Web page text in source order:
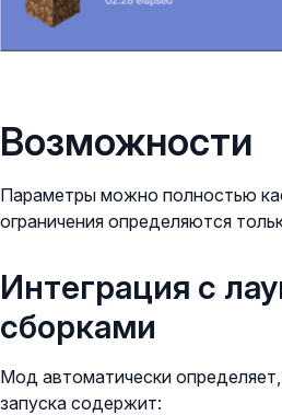
Возможности
Параметры можно полностью
ограничения определяются
Интеграция с
сборками
Мод автоматически
запуска содержит: